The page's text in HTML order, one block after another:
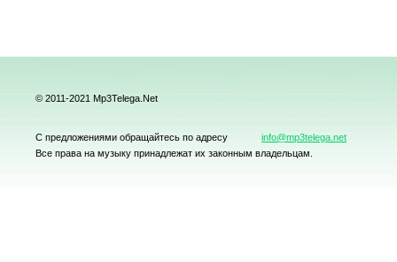
© 2011-2021 Mp3Telega.Net
С предложениями обращайтесь по адресу
info@mp3telega.net
Все права на музыку принадлежат их законным владельцам.